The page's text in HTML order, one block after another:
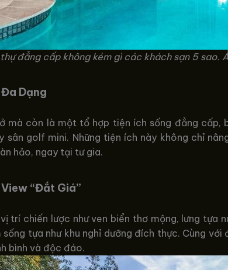
đẳng cấp không kém gì các khách sạn 5 sao.
Dạng
mà còn là một tổ hợp tiện ích sống đẳng
sân golf mini. Những tiện ích này không chỉ
hảo, ngay tại tư gia.
“Đắt Giá”
trí chiến lược như ven biển thơ mộng, lưng tựa
tựa như khu nghỉ dưỡng đích thực. Cùng
bình và độc đáo.